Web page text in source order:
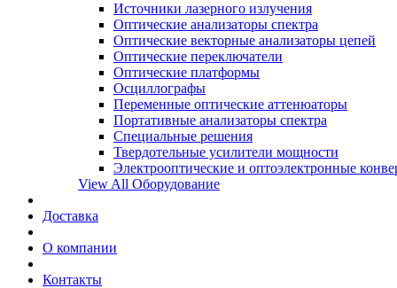
Источники лазерного излучения
Оптические анализаторы спектра
Оптические векторные анализаторы цепей
Оптические переключатели
Оптические платформы
Осциллографы
Переменные оптические аттенюаторы
Портативные анализаторы спектра
Специальные решения
Твердотельные усилители мощности
Электрооптические и оптоэлектронные
View All Оборудование
Доставка
О компании
Контакты